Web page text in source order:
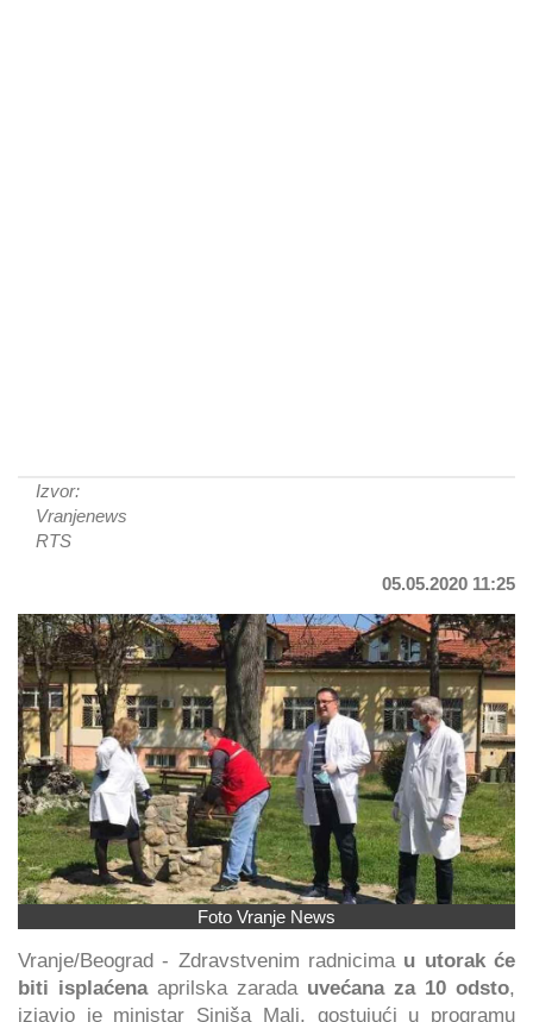
Izvor:
Vranjenews
RTS
05.05.2020 11:25
Foto Vranje News
Vranje/Beograd - Zdravstvenim radnicima u utorak će
biti isplaćena aprilska zarada uvećana za 10 odsto,
izjavio je ministar Siniša Mali, gostujući u programu